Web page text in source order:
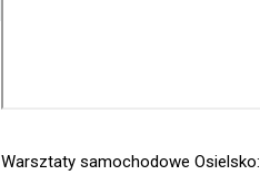
Warsztaty samochodowe Osielsko: